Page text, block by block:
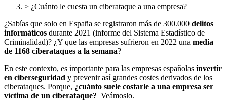
> ¿Cuánto le cuesta un ciberataque a una empresa?
¿Sabías que solo en España se registraron más de 300.000 delitos
informáticos durante 2021 (informe del Sistema Estadístico de
Criminalidad)? ¿Y que las empresas sufrieron en 2022 una media
de 1168 ciberataques a la semana?
En este contexto, es importante para las empresas españolas invertir
en ciberseguridad y prevenir así grandes costes derivados de los
ciberataques. Porque, ¿cuánto suele costarle a una empresa ser
víctima de un ciberataque? Veámoslo.